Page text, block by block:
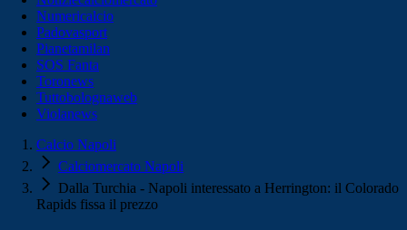
Numericalcio
Padovasport
Pianetamilan
SOS Fanta
Toronews
Tuttobolognaweb
Violanews
Calcio Napoli
Calciomercato Napoli
Dalla Turchia - Napoli interessato a Herrington: il Colorado
Rapids fissa il prezzo